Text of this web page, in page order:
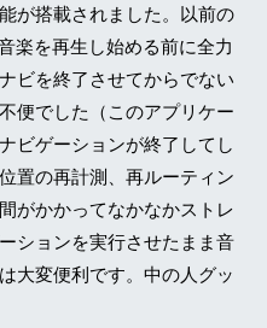
が搭載されました。以前の
楽を再生し始める前に全力
ビを終了させてからでない
便でした（このアプリケー
ビゲーションが終了してし
置の再計測、再ルーティン
がかかってなかなかストレ
ションを実行させたまま音
大変便利です。中の人グッ